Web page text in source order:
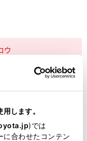
します。
)では
合わせたコンテン
住所自動入力